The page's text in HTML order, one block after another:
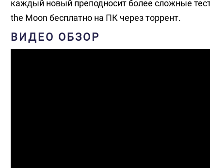
каждый новый преподносит более сложные
the Moon бесплатно на ПК через торрент.
ВИДЕО ОБЗОР